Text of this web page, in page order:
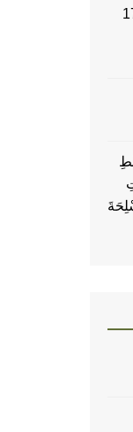
لِلسِّيَاسَةِ الْجَزَائِرِيَّةِ: 17